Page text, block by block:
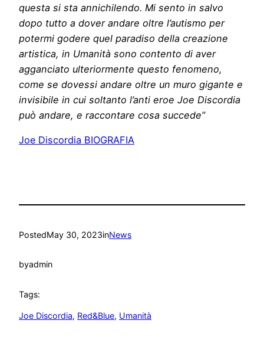
questa si sta annichilendo. Mi sento in salvo
dopo tutto a dover andare oltre l’autismo per
potermi godere quel paradiso della creazione
artistica, in Umanità sono contento di aver
agganciato ulteriormente questo fenomeno,
come se dovessi andare oltre un muro gigante e
invisibile in cui soltanto l’anti eroe Joe Discordia
può andare, e raccontare cosa succede”
Joe Discordia BIOGRAFIA
PostedMay 30, 2023inNews
byadmin
Tags:
Joe Discordia, Red&Blue, Umanità